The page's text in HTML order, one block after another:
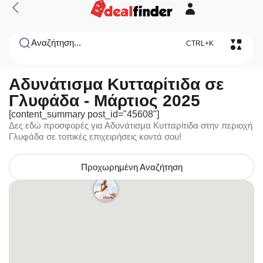
Αναζήτηση... CTRL+K
Αδυνάτισμα Κυτταρίτιδα σε
Γλυφάδα - Μάρτιος 2025
[content_summary post_id="45608"]
Δες εδώ προσφορές για Αδυνάτισμα Κυτταρίτιδα στην περιοχή
Γλυφάδα σε τοπικές επιχειρήσεις κοντά σου!
Προχωρημένη Αναζήτηση